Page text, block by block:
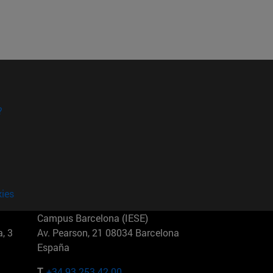
3
Campus Barcelona (IESE)
Av. Pearson, 21 08034 Barcelona
España